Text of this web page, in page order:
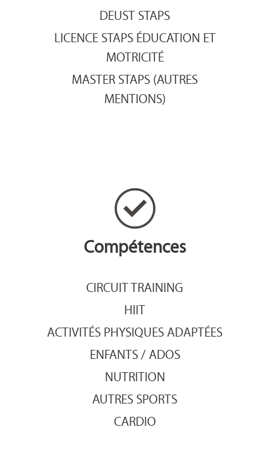
DEUST STAPS
LICENCE STAPS ÉDUCATION ET
MOTRICITÉ
MASTER STAPS (AUTRES
MENTIONS)
Compétences
CIRCUIT TRAINING
HIIT
ACTIVITÉS PHYSIQUES ADAPTÉES
ENFANTS / ADOS
NUTRITION
AUTRES SPORTS
CARDIO